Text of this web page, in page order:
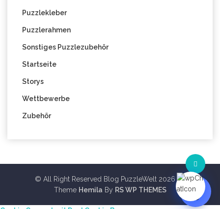
Puzzlekleber
Puzzlerahmen
Sonstiges Puzzlezubehör
Startseite
Storys
Wettbewerbe
Zubehör
© All Right Reserved Blog PuzzleWelt 2026
Theme Hemila By RS WP THEMES